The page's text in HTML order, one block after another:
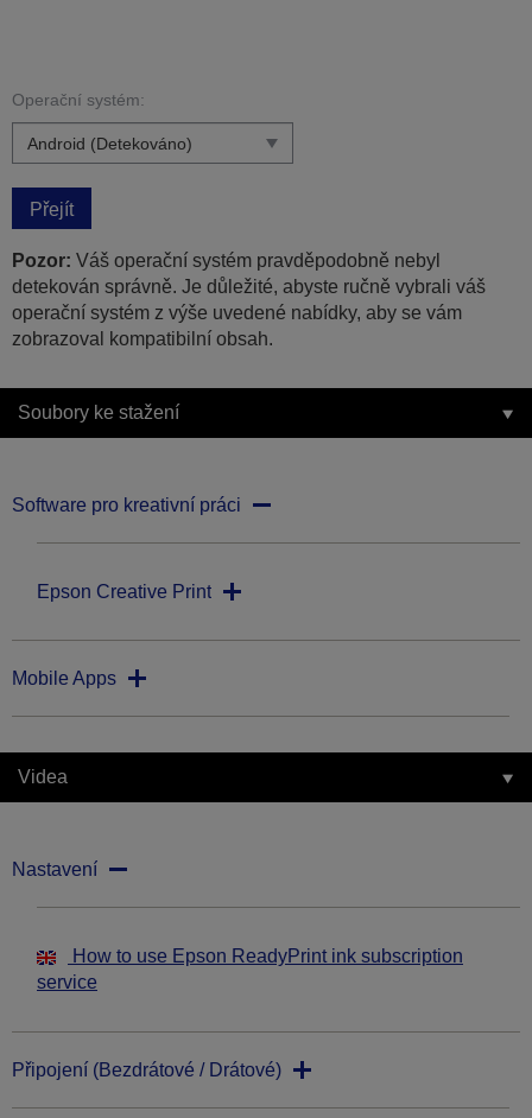
Operační systém:
Přejít
Pozor: Váš operační systém pravděpodobně nebyl
detekován správně. Je důležité, abyste ručně vybrali váš
operační systém z výše uvedené nabídky, aby se vám
zobrazoval kompatibilní obsah.
Soubory ke stažení
Software pro kreativní práci
Epson Creative Print
Mobile Apps
Videa
Nastavení
How to use Epson ReadyPrint ink subscription
service
Připojení (Bezdrátové / Drátové)